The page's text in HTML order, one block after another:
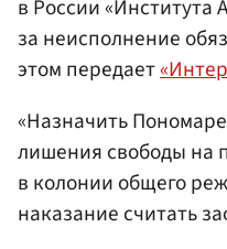
в России «Института
за неисполнение
этом передает
«Назначить
лишения свободы на
в колонии общего
наказание считать